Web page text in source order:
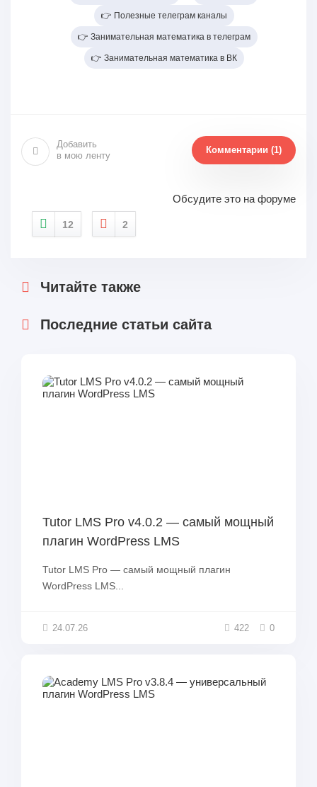
👉 Полезные телеграм каналы
👉 Занимательная математика в телеграм
👉 Занимательная математика в ВК
Добавить
в мою ленту
Комментарии (1)
Обсудите это на форуме
12 2
Читайте также
Последние статьи сайта
Tutor LMS Pro v4.0.2 — самый мощный
плагин WordPress LMS
Tutor LMS Pro — самый мощный плагин
WordPress LMS...
24.07.26 422 0